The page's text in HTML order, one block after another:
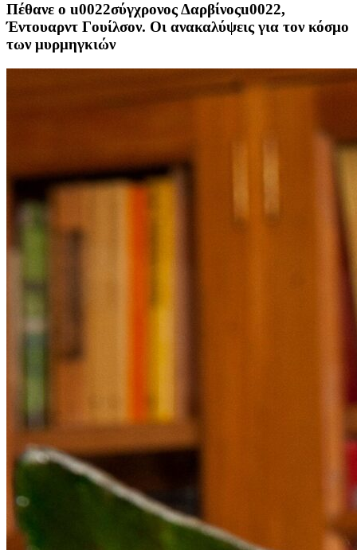
Πέθανε ο u0022σύγχρονος Δαρβίνοςu0022,
Έντουαρντ Γουίλσον. Οι ανακαλύψεις για τον κόσμο
των μυρμηγκιών